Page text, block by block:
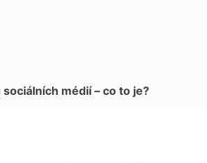
médií – co to je?